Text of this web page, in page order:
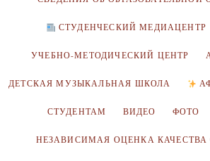
СТУДЕНЧЕСКИЙ МЕДИАЦЕНТР
УЧЕБНО-МЕТОДИЧЕСКИЙ ЦЕНТР
ДЕТСКАЯ МУЗЫКАЛЬНАЯ ШКОЛА
СТУДЕНТАМ ВИДЕО ФОТО
НЕЗАВИСИМАЯ ОЦЕНКА КАЧЕСТВА